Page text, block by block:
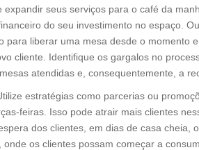
seus serviços para o café da
do seu investimento no espaço.
para liberar uma mesa desde o momento
cliente. Identifique os gargalos no
atendidas e, consequentemente, a
estratégias como parcerias ou
feiras. Isso pode atrair mais clientes
dos clientes, em dias de casa cheia,
os clientes possam começar a